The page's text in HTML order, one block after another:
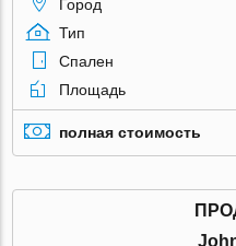
Город
Тип
Спален
Площадь
полная стоимость